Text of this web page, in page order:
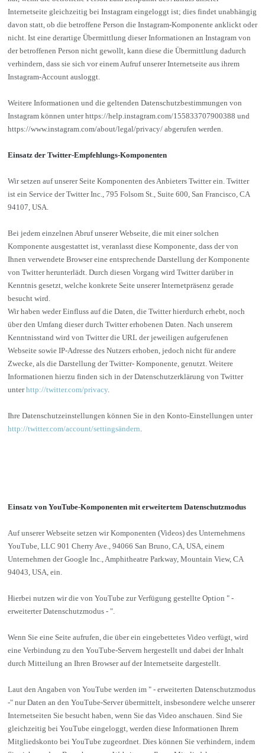
Internetseite gleichzeitig bei Instagram eingeloggt ist; dies findet unabhängig
davon statt, ob die betroffene Person die Instagram-Komponente anklickt oder
nicht. Ist eine derartige Übermittlung dieser Informationen an Instagram von
der betroffenen Person nicht gewollt, kann diese die Übermittlung dadurch
verhindern, dass sie sich vor einem Aufruf unserer Internetseite aus ihrem
Instagram-Account ausloggt.
Weitere Informationen und die geltenden Datenschutzbestimmungen von
Instagram können unterhttps://help.instagram.com/155833707900388 und
https://www.instagram.com/about/legal/privacy/ abgerufen werden.
Einsatz der Twitter-Empfehlungs-Komponenten
Wir setzen auf unserer Seite Komponenten des Anbieters Twitter ein. Twitter
ist ein Service der Twitter Inc., 795 Folsom St., Suite 600, San Francisco, CA
94107, USA.
Bei jedem einzelnen Abruf unserer Webseite, die mit einer solchen
Komponente ausgestattet ist, veranlasst diese Komponente, dass der von
Ihnen verwendete Browser eine entsprechende Darstellung der Komponente
von Twitter herunterlädt. Durch diesen Vorgang wird Twitter darüber in
Kenntnis gesetzt, welche konkrete Seite unserer Internetpräsenz gerade
besucht wird.
Wir haben weder Einfluss auf die Daten, die Twitter hierdurch erhebt, noch
über den Umfang dieser durch Twitter erhobenen Daten. Nach unserem
Kenntnisstand wird von Twitter die URL der jeweiligen aufgerufenen
Webseite sowie IP-Adresse des Nutzers erhoben, jedoch nicht für andere
Zwecke, als die Darstellung der Twitter- Komponente, genutzt. Weitere
Informationen hierzu finden sich in der Datenschutzerklärung von Twitter
unter http://twitter.com/privacy.
Ihre Datenschutzeinstellungen können Sie in den Konto-Einstellungen unter
http://twitter.com/account/settingsändern.
Einsatz von YouTube-Komponenten mit erweitertem Datenschutzmodus
Auf unserer Webseite setzen wir Komponenten (Videos) des Unternehmens
YouTube, LLC 901 Cherry Ave., 94066 San Bruno, CA, USA, einem
Unternehmen der Google Inc., Amphitheatre Parkway, Mountain View, CA
94043, USA, ein.
Hierbei nutzen wir die von YouTube zur Verfügung gestellte Option " -
erweiterter Datenschutzmodus - ".
Wenn Sie eine Seite aufrufen, die über ein eingebettetes Video verfügt, wird
eine Verbindung zu den YouTube-Servern hergestellt und dabei der Inhalt
durch Mitteilung an Ihren Browser auf der Internetseite dargestellt.
Laut den Angaben von YouTube werden im " - erweiterten Datenschutzmodus
-" nur Daten an den YouTube-Server übermittelt, insbesondere welche unserer
Internetseiten Sie besucht haben, wenn Sie das Video anschauen. Sind Sie
gleichzeitig bei YouTube eingeloggt, werden diese Informationen Ihrem
Mitgliedskonto bei YouTube zugeordnet. Dies können Sie verhindern, indem